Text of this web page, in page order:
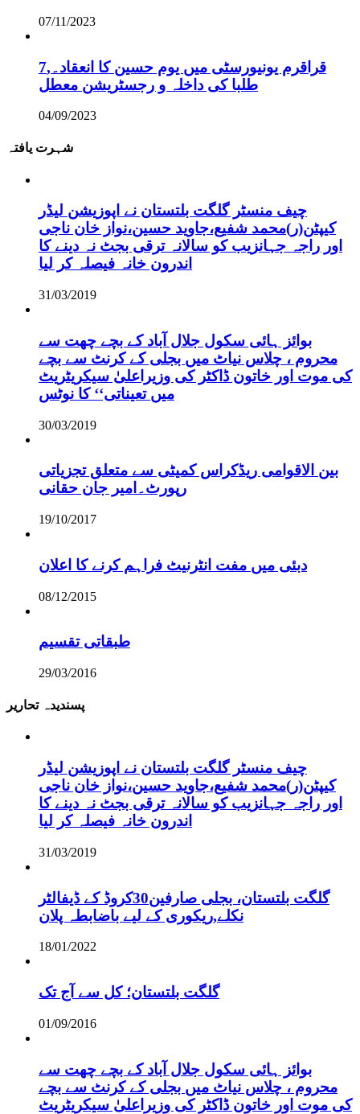
07/11/2023
قراقرم یونیورسٹی میں یوم حسین کا انعقاد۔,7
طلبا کی داخلہ و رجسٹریشن معطل
04/09/2023
شہرت یافتہ
چیف منسٹر گلگت بلتستان نے اپوزیشن لیڈر
کیپٹن(ر)محمد شفیع،جاوید حسین،نواز خان ناجی
اور راجہ جہانزیب کو سالانہ ترقی بجٹ نہ دینے کا
اندرون خانہ فیصلہ کر لیا
31/03/2019
بوائز ہائی سکول جلال آباد کے بچے چھت سے
محروم ، چلاس نیاٹ میں بجلی کے کرنٹ سے بچے
کی موت اور خاتون ڈاکٹر کی وزیراعلیٰ سیکریٹریٹ
میں تعیناتی‘‘ کا نوٹس
30/03/2019
بین الاقوامی ریڈکراس کمیٹی سے متعلق تجزیاتی
رپورٹ۔امیر جان حقانی
19/10/2017
دبئی میں مفت انٹرنیٹ فراہم کرنے کا اعلان
08/12/2015
طبقاتی تقسیم
29/03/2016
پسندیدہ تحاریر
چیف منسٹر گلگت بلتستان نے اپوزیشن لیڈر
کیپٹن(ر)محمد شفیع،جاوید حسین،نواز خان ناجی
اور راجہ جہانزیب کو سالانہ ترقی بجٹ نہ دینے کا
اندرون خانہ فیصلہ کر لیا
31/03/2019
گلگت بلتستان، بجلی صارفین30کروڈ کے ڈیفالٹر
نکلے,ریکوری کے لیے باضابطہ پلان
18/01/2022
گلگت بلتستان؛ کل سے آج تک
01/09/2016
بوائز ہائی سکول جلال آباد کے بچے چھت سے
محروم ، چلاس نیاٹ میں بجلی کے کرنٹ سے بچے
کی موت اور خاتون ڈاکٹر کی وزیراعلیٰ سیکریٹریٹ